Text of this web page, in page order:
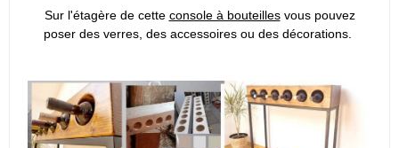
Sur l'étagère de cette console à bouteillesvous pouvez
poser des verres, des accessoires ou des décorations.